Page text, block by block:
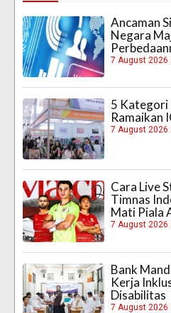
Ancaman
Negara
7 August 2026
5 Kategori
Ramaikan
7 August 2026
Cara Live
Timnas
Mati Piala
7 August 2026
Bank
Kerja
Disabilitas
7 August 2026